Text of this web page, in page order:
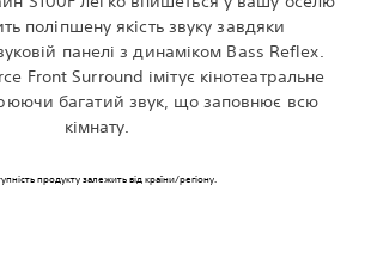
поліпшену якість звуку завдяки
панелі з динаміком Bass Reflex.
Front Surround імітує кінотеатральне
багатий звук, що заповнює всю
кімнату.
продукту залежить від країни/регіону.‎